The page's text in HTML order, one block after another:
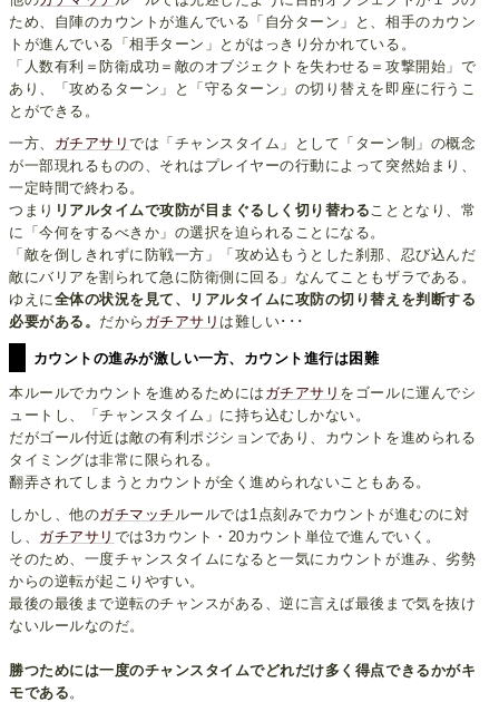
ため、自陣のカウントが進んでいる「自分ターン」と、相手のカウン
トが進んでいる「相手ターン」とがはっきり分かれている。
「人数有利＝防衛成功＝敵のオブジェクトを失わせる＝攻撃開始」で
あり、「攻めるターン」と「守るターン」の切り替えを即座に行うこ
とができる。
一方、 ガチアサリでは「チャンスタイム」として「ターン制」の概念
が一部現れるものの、それはプレイヤーの行動によって突然始まり、
一定時間で終わる。
つまり リアルタイムで攻防が目まぐるしく切り替わる こととなり、常
に「今何をするべきか」の選択を迫られることになる。
「敵を倒しきれずに防戦一方」「攻め込もうとした刹那、忍び込んだ
敵にバリアを割られて急に防衛側に回る」なんてこともザラである。
ゆえに 全体の状況を見て、リアルタイムに攻防の切り替えを判断する
必要がある。 だから ガチアサリ は難しい･･･
カウントの進みが激しい一方、カウント進行は困難
本ルールでカウントを進めるためには ガチアサリ をゴールに運んでシ
ュートし、「チャンスタイム」に持ち込むしかない。
だがゴール付近は敵の有利ポジションであり、カウントを進められる
タイミングは非常に限られる。
翻弄されてしまうとカウントが全く進められないこともある。
しかし、他のガチマッチ ルールでは1点刻みでカウントが進むのに対
し、 ガチアサリ では3カウント・20カウント単位で進んでいく。
そのため、一度チャンスタイムになると一気にカウントが進み、劣勢
からの逆転が起こりやすい。
最後の最後まで逆転のチャンスがある、逆に言えば最後まで気を抜け
ないルールなのだ。
勝つためには一度のチャンスタイムでどれだけ多く得点できるかがキ
モである 。